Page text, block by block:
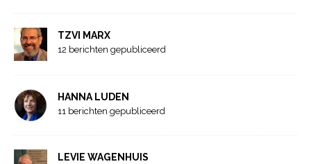
TZVI MARX
12 berichten gepubliceerd
HANNA LUDEN
11 berichten gepubliceerd
LEVIE WAGENHUIS